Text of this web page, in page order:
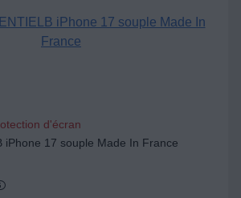
d'écran
iPhone 17 souple Made In France